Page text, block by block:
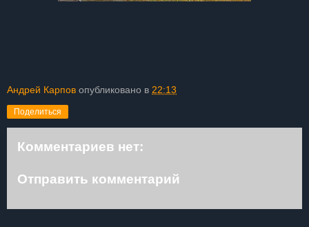
Андрей Карпов опубликовано в 22:13
Поделиться
Комментариев нет:
Отправить комментарий